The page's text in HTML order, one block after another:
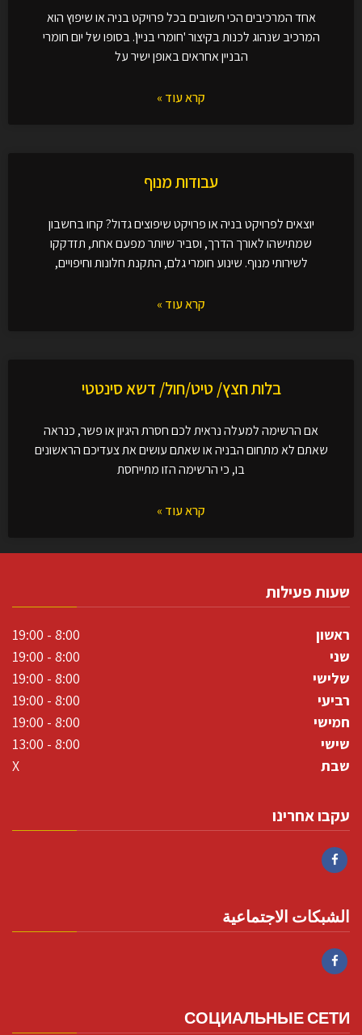
אחד המרכיבים הכי חשובים בכל פרויקט בניה או שיפוץ הוא
המרכיב שנהוג לכנות בקיצור 'חומרי בניין'. בסופו של יום חומרי
הבניין אחראים באופן ישיר על
קרא עוד »
עבודות מנוף
יוצאים לפרויקט בניה או פרויקט שיפוצים גדול? קחו בחשבון
שמתישהו לאורך הדרך, וסביר שיותר מפעם אחת, תזדקקו
לשירותי מנוף. שינוע חומרי גלם, התקנת חלונות וחיפויים,
קרא עוד »
בלות חצץ/ טיט/חול/ דשא סינטטי
אם הרשימה למעלה נראית לכם חסרת היגיון או פשר, כנראה
שאתם לא מתחום הבניה או שאתם עושים את צעדיכם הראשונים
בו, כי הרשימה הזו מתייחסת
קרא עוד »
שעות פעילות
ראשון
8:00 - 19:00
שני
8:00 - 19:00
שלישי
8:00 - 19:00
רביעי
8:00 - 19:00
חמישי
8:00 - 19:00
שישי
8:00 - 13:00
שבת
X
עקבו אחרינו
الشبكات الاجتماعية
СОЦИАЛЬНЫЕ СЕТИ